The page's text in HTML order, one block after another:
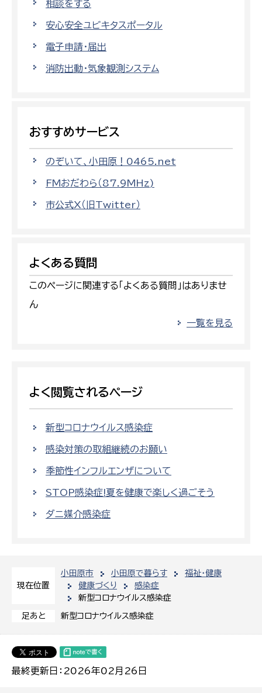
現在位置
小田原市 小田原で暮らす
福祉・健康
健康づくり
感染症
新型コロナウイルス感染症
足あと 新型コロナウイルス感染症
最終更新日：2026年02月26日
相談をする
安心安全ユビキタスポータル
電子申請・届出
消防出動・気象観測システム
おすすめサービス
のぞいて、小田原！0465.net
FMおだわら（87.9MHz)
市公式X（旧Twitter）
よくある質問
このページに関連する「よくある質問」はありませ
ん
一覧を見る
よく閲覧されるページ
新型コロナウイルス感染症
感染対策の取組継続のお願い
季節性インフルエンザについて
STOP感染症!夏を健康で楽しく過ごそう
ダニ媒介感染症